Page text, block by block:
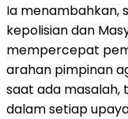
Ia menambahkan,
kepolisian dan
mempercepat
arahan pimpinan
saat ada masalah,
dalam setiap